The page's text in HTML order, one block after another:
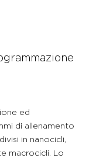
ed
di allenamento
in nanocicli,
macrocicli. Lo